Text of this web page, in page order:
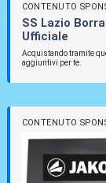
CONTENUTO
SS Lazio
Ufficiale
Acquistando tramite
aggiuntivi per te.
CONTENUTO